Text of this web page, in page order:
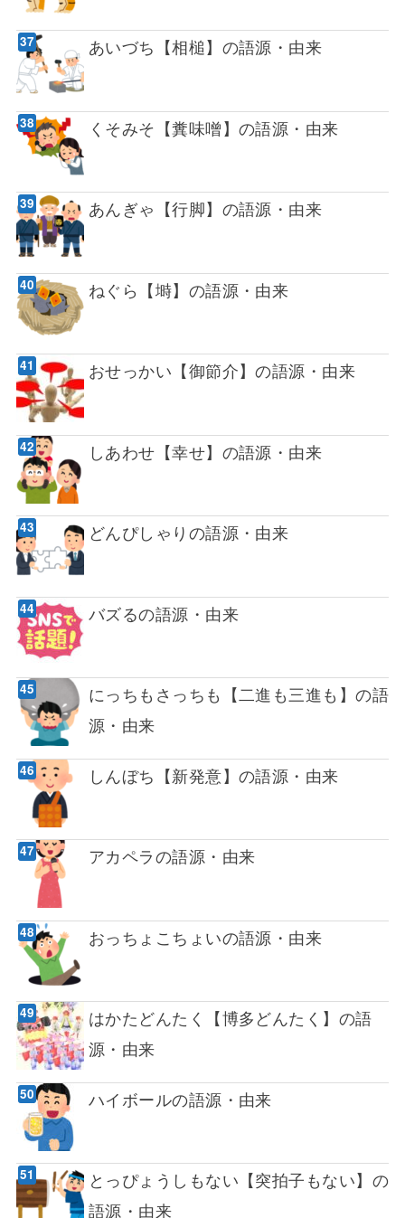
あいづち【相槌】の語源・由来
くそみそ【糞味噌】の語源・由来
あんぎゃ【行脚】の語源・由来
ねぐら【塒】の語源・由来
おせっかい【御節介】の語源・由来
しあわせ【幸せ】の語源・由来
どんぴしゃりの語源・由来
バズるの語源・由来
にっちもさっちも【二進も三進も】の語
源・由来
しんぼち【新発意】の語源・由来
アカペラの語源・由来
おっちょこちょいの語源・由来
はかたどんたく【博多どんたく】の語
源・由来
ハイボールの語源・由来
とっぴょうしもない【突拍子もない】の
語源・由来